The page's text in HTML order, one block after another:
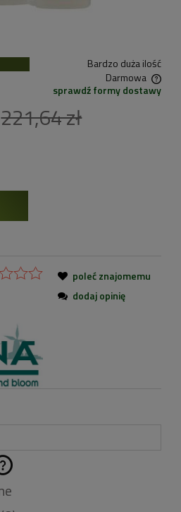
Bardzo duża ilość
Darmowa
kosztów płatności
sprawdź formy dostawy
221,64 zł
poleć znajomemu
dodaj opinię
kosztów